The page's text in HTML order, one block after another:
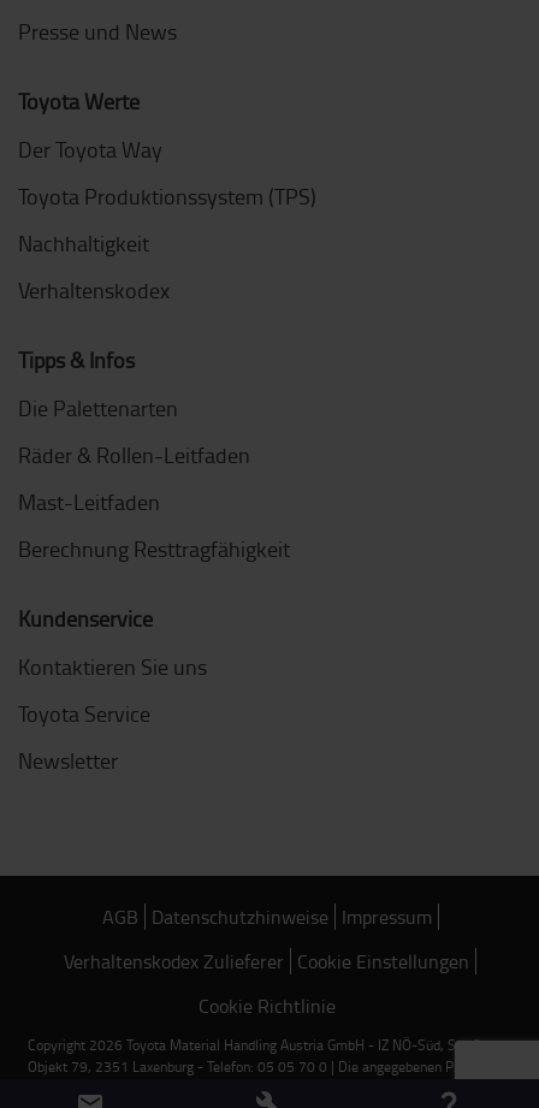
Presse und News
Toyota Werte
Der Toyota Way
Toyota Produktionssystem (TPS)
Nachhaltigkeit
Verhaltenskodex
Tipps & Infos
Die Palettenarten
Räder & Rollen-Leitfaden
Mast-Leitfaden
Berechnung Resttragfähigkeit
Kundenservice
Kontaktieren Sie uns
Toyota Service
Newsletter
AGB Datenschutzhinweise Impressum
Verhaltenskodex Zulieferer Cookie Einstellungen
Cookie Richtlinie
Copyright 2026 Toyota Material Handling Austria GmbH - IZ NÖ-Süd, Straße 18,
Objekt 79, 2351 Laxenburg - Telefon: 05 05 70 0 | Die angegebenen Preise sind
Nettopreise und gelten ausschließlich für Bestellungen über unseren Online-Shop.